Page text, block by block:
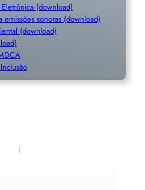
(download)
emissões sonoras (download)
(download)
o